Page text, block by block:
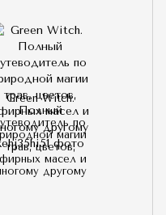
Green Witch.
Полный
по
магии
трав, цветов,
масел и
другому